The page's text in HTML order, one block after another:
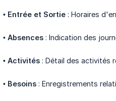
• Entrée et Sortie : Horaires
• Absences : Indication des
• Activités : Détail des activités
• Besoins : Enregistrements